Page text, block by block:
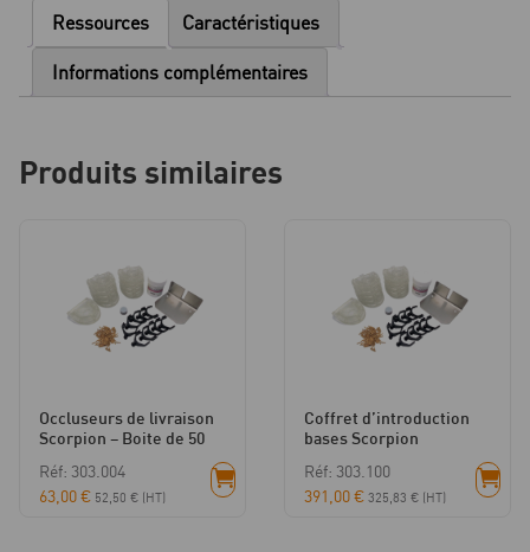
pièceRessources Caractéristiques
Informations complémentaires
Produits similaires
Occluseurs de livraison
Scorpion – Boite de 50
Réf: 303.004
63,00€ 52,50 € (HT)
Coffret d’introduction
bases Scorpion
Réf: 303.100
391,00€ 325,83 € (HT)